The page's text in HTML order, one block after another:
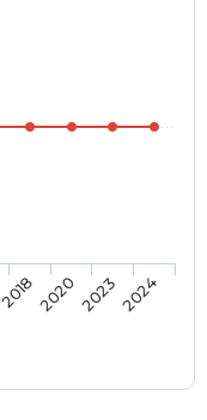
2018202020232024